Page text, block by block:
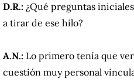
D.R.: ¿Qué preguntas
a tirar de ese hilo?
A.N.: Lo primero tenía que
cuestión muy personal